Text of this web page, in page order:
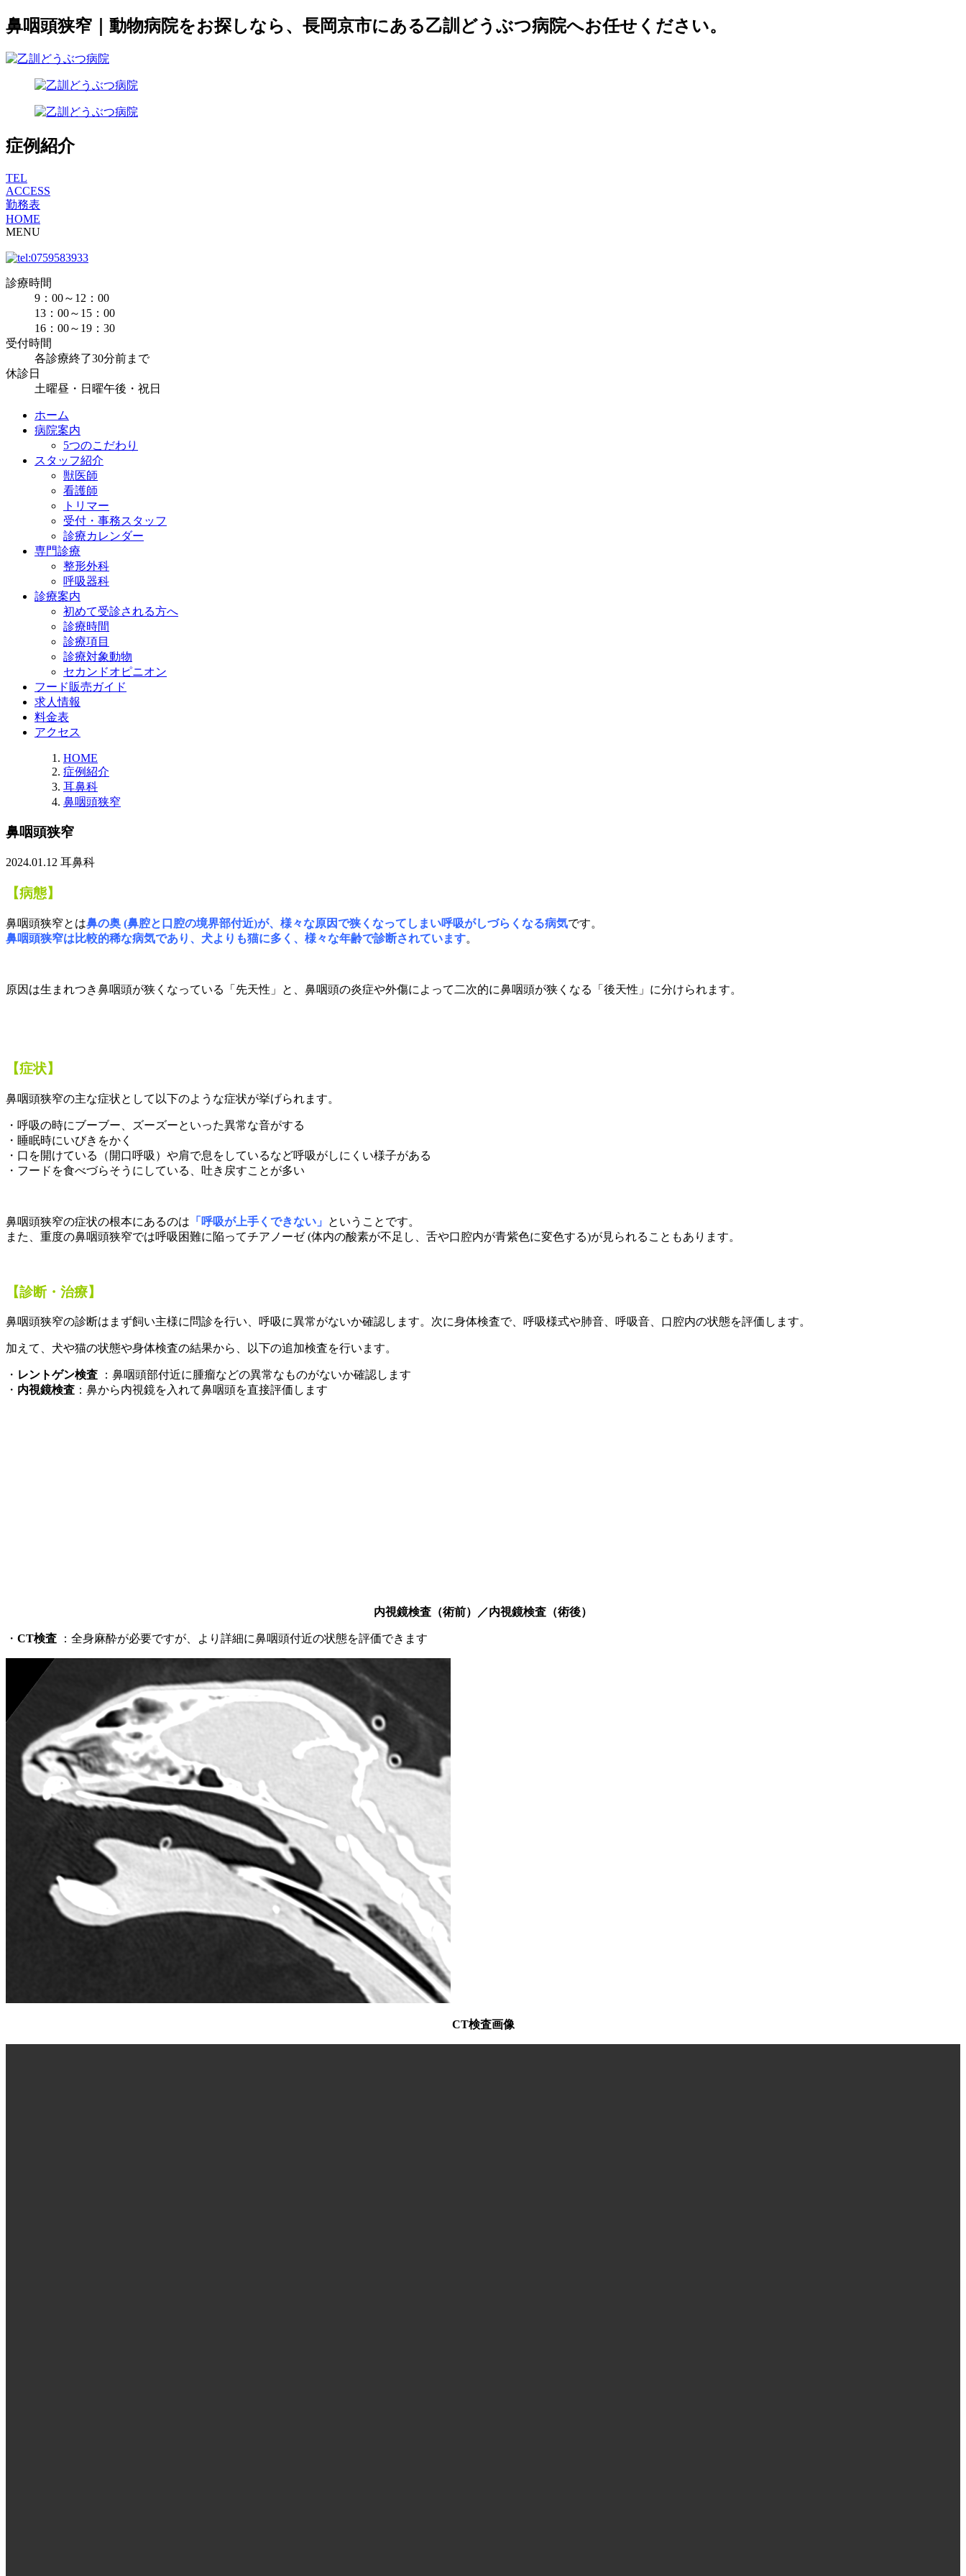
鼻咽頭狭窄｜動物病院をお探しなら、長岡京市にある乙訓どうぶつ病院へお任せください。
症例紹介
TEL
ACCESS
勤務表
HOME
MENU
診療時間
9：00～12：00
13：00～15：00
16：00～19：30
受付時間
各診療終了30分前まで
休診日
土曜昼・日曜午後・祝日
ホーム
病院案内
5つのこだわり
スタッフ紹介
獣医師
看護師
トリマー
受付・事務スタッフ
診療カレンダー
専門診療
整形外科
呼吸器科
診療案内
初めて受診される方へ
診療時間
診療項目
診療対象動物
セカンドオピニオン
フード販売ガイド
求人情報
料金表
アクセス
HOME
症例紹介
耳鼻科
鼻咽頭狭窄
鼻咽頭狭窄
2024.01.12 耳鼻科
【病態】
鼻咽頭狭窄とは鼻の奥 (鼻腔と口腔の境界部付近)が、様々な原因で狭くなってしまい呼吸がしづらくなる病気です。
鼻咽頭狭窄は比較的稀な病気であり、犬よりも猫に多く、様々な年齢で診断されています。
原因は生まれつき鼻咽頭が狭くなっている「先天性」と、鼻咽頭の炎症や外傷によって二次的に鼻咽頭が狭くなる「後天性」に分けられます。
【症状】
鼻咽頭狭窄の主な症状として以下のような症状が挙げられます。
・呼吸の時にブーブー、ズーズーといった異常な音がする
・睡眠時にいびきをかく
・口を開けている（開口呼吸）や肩で息をしているなど呼吸がしにくい様子がある
・フードを食べづらそうにしている、吐き戻すことが多い
鼻咽頭狭窄の症状の根本にあるのは 「呼吸が上手くできない」
ということです。
また、重度の鼻咽頭狭窄では呼吸困難に陥ってチアノーゼ (体内の酸素が不足し、 舌や口腔内が青紫色に変色する)が見られることもあります。
【診断・治療】
鼻咽頭狭窄の診断はまず飼い主様に問診を行い、呼吸に異常がないか確認します。次に身体検査で、呼吸様式や肺音、呼吸音、口腔内の状態を評価します。
加えて、犬や猫の状態や身体検査の結果から、以下の追加検査を行います。
・ レントゲン検査 ： 鼻咽頭部付近に腫瘤などの異常なものがないか確認します
・ 内視鏡検査 ：鼻から内視鏡を入れて鼻咽頭を直接評価します
内視鏡検査（術前）／内視鏡検査（術後）
・ CT検査 ：全身麻酔が必要ですが、より詳細に鼻咽頭付近の状態を評価できます
CT検査画像